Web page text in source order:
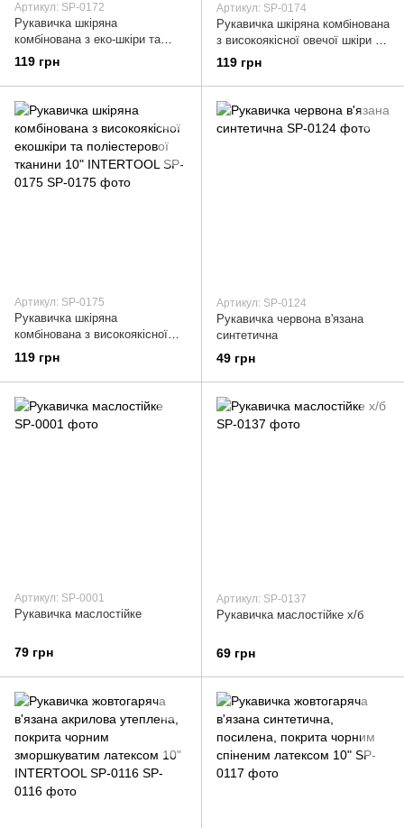
Артикул: SP-0172
Рукавичка шкіряна
комбінована з еко-шкіри та
флуоресцентної зеленої
тканини 10" INTERTOOL SP-
0172
119 грн
Артикул: SP-0174
Рукавичка шкіряна комбінована
з високоякісної овечої шкіри та
тканини 10" INTERTOOL SP-
119 грн
Артикул: SP-0175
Рукавичка шкіряна
комбінована з високоякісної
екошкіри та поліестерової
тканини 10" INTERTOOL SP-
0175
119 грн
Артикул: SP-0124
Рукавичка червона в'язана
синтетична
49 грн
Артикул: SP-0001
Рукавичка маслостійке
79 грн
Артикул: SP-0137
Рукавичка маслостійке х/б
69 грн